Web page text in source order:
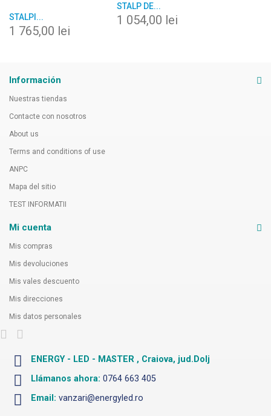
STALPI...
1 765,00 lei
STALP DE...
1 054,00 lei
Información
Nuestras tiendas
Contacte con nosotros
About us
Terms and conditions of use
ANPC
Mapa del sitio
TEST INFORMATII
Mi cuenta
Mis compras
Mis devoluciones
Mis vales descuento
Mis direcciones
Mis datos personales
ENERGY - LED - MASTER , Craiova, jud.Dolj
Llámanos ahora: 0764 663 405
Email: vanzari@energyled.ro